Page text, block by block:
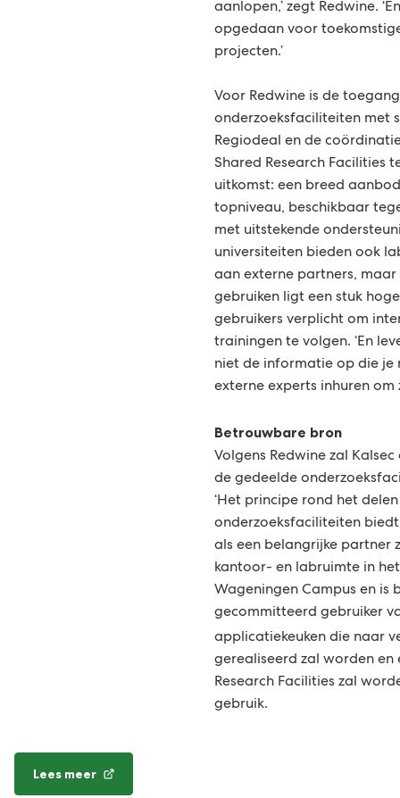
aanlopen,’ zegt Redwine.
opgedaan voor
projecten.’
Voor Redwine is de
onderzoeksfaciliteiten met
Regiodeal en de
Shared Research Facilities
uitkomst: een breed
topniveau, beschikbaar
met uitstekende
universiteiten bieden ook
aan externe partners,
gebruiken ligt een stuk
gebruikers verplicht om
trainingen te volgen. ‘En
niet de informatie op die je
externe experts inhuren om
Betrouwbare bron
Volgens Redwine zal
de gedeelde
‘Het principe rond het
onderzoeksfaciliteiten
als een belangrijke partner
kantoor- en labruimte in
Wageningen Campus en is
gecommitteerd gebruiker
applicatiekeuken die naar
gerealiseerd zal worden en
Research Facilities zal
gebruik.
Lees meer
(Verwijst